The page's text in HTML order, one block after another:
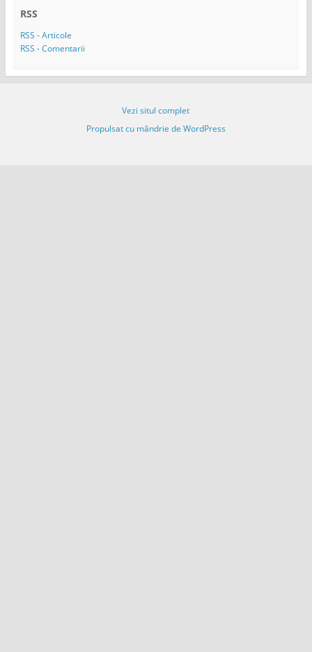
e
m
a
RSS
RSS - Articole
RSS - Comentarii
Vezi situl complet
Propulsat cu mândrie de WordPress